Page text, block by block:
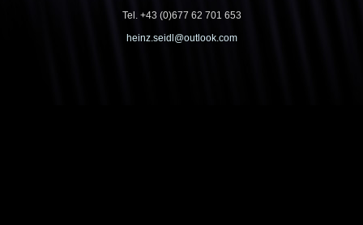
Tel. +43 (0)677 62 701 653
heinz.seidl@outlook.com